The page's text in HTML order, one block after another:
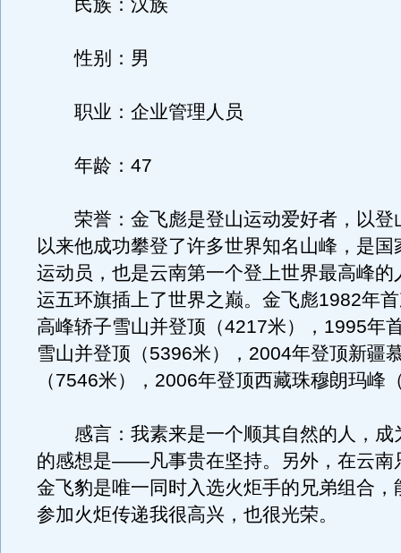
民族：汉族
性别：男
职业：企业管理人员
年龄：47
荣誉：金飞彪是登山运动爱好者，以登
以来他成功攀登了许多世界知名山峰，是国
运动员，也是云南第一个登上世界最高峰的
运五环旗插上了世界之巅。金飞彪1982年
高峰轿子雪山并登顶（4217米），1995年
雪山并登顶（5396米），2004年登顶新疆
（7546米），2006年登顶西藏珠穆朗玛峰
感言：我素来是一个顺其自然的人，成
的感想是——凡事贵在坚持。另外，在云南
金飞豹是唯一同时入选火炬手的兄弟组合，
参加火炬传递我很高兴，也很光荣。